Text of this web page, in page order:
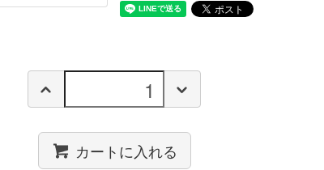
カートに入れる